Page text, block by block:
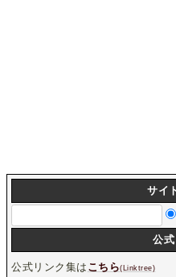
サイ
公
公式リンク集は こちら(Linktree)